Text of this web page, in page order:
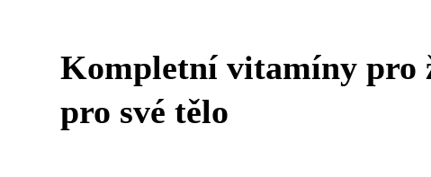
Kompletní vitamíny pro
pro své tělo